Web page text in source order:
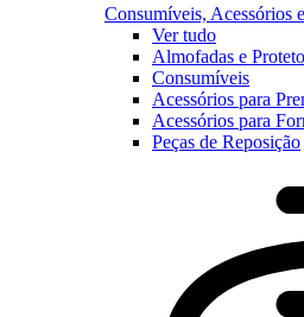
Consumíveis, Acessórios
Ver tudo
Almofadas e
Consumíveis
Acessórios para
Acessórios para
Peças de Reposição